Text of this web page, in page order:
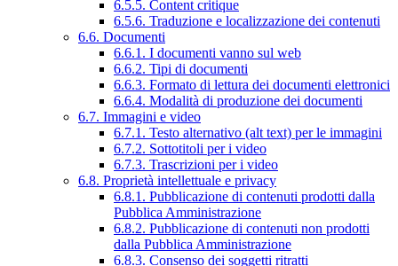
6.5.5. Content critique
6.5.6. Traduzione e localizzazione dei contenuti
6.6. Documenti
6.6.1. I documenti vanno sul web
6.6.2. Tipi di documenti
6.6.3. Formato di lettura dei documenti elettronici
6.6.4. Modalità di produzione dei documenti
6.7. Immagini e video
6.7.1. Testo alternativo (alt text) per le immagini
6.7.2. Sottotitoli per i video
6.7.3. Trascrizioni per i video
6.8. Proprietà intellettuale e privacy
6.8.1. Pubblicazione di contenuti prodotti dalla
Pubblica Amministrazione
6.8.2. Pubblicazione di contenuti non prodotti
dalla Pubblica Amministrazione
6.8.3. Consenso dei soggetti ritratti